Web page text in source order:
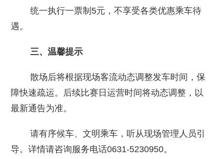
统一执行一票制5元，不享受各类优惠乘车待
遇。
三、温馨提示
散场后将根据现场客流动态调整发车时间，保
障快速疏运。后续比赛日运营时间将动态调整，以
最新通告为准。
请有序候车、文明乘车，听从现场管理人员引
导。详情请咨询服务电话0631-5230950。